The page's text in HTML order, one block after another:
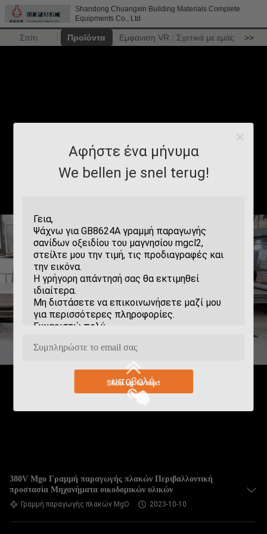
Shandong Chuangxin Building Materials Complete
Equipments Co., Ltd
Σπίτι Προϊόντα Εμφάνιση VR Σχετικά με εμάς >>
Αφήστε ένα μήνυμα
We bellen je snel terug!
υποβολή
380V Mgo Γραμμή παραγωγής πλακών Περιβαλλοντική
προστασία Μηχανήματα οικοδομικών υλικών
Γραμμή παραγωγής πλακών MgO 2023-10-10